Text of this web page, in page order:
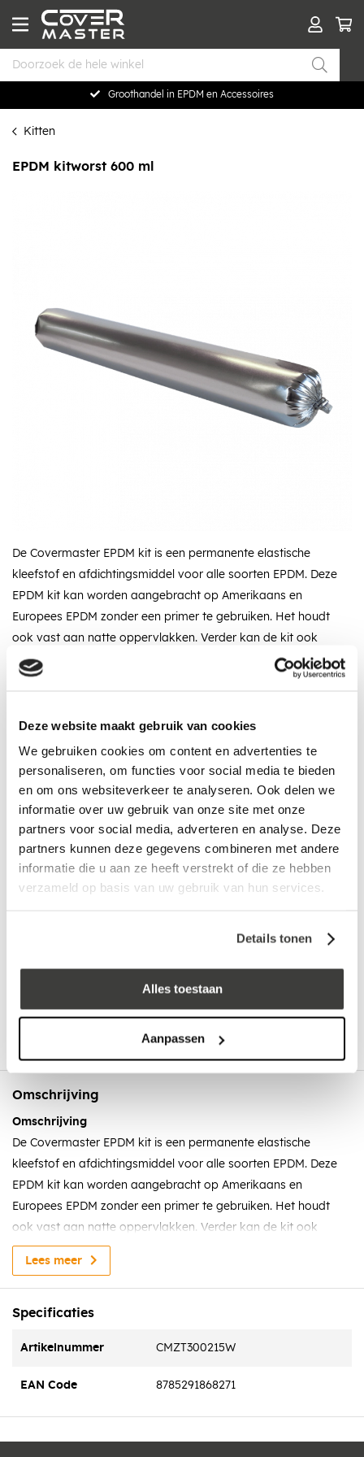
Deze website maakt gebruik van cookies
We gebruiken cookies om content en advertenties te
personaliseren, om functies voor social media te bieden
en om ons websiteverkeer te analyseren. Ook delen we
informatie over uw gebruik van onze site met onze
partners voor social media, adverteren en analyse. Deze
partners kunnen deze gegevens combineren met andere
informatie die u aan ze heeft verstrekt of die ze hebben
verzameld op basis van uw gebruik van hun services.
Details tonen
Alles toestaan
Aanpassen
Groothandel in EPDM en Accessoires
Kitten
EPDM kitworst 600 ml
De Covermaster EPDM kit is een permanente elastische
kleefstof en afdichtingsmiddel voor alle soorten EPDM. Deze
EPDM kit kan worden aangebracht op Amerikaans en
Europees EPDM zonder een primer te gebruiken. Het houdt
ook vast aan natte oppervlakken. Verder kan de kit ook
worden gebruikt als reparatiekit.
Vraag een vrijblijvende offerte aan! Offerte
Laagste prijsin Nederland én België!
Vrijblijvend adviesdoor onze professionals
Bezorgd op werkdagen binnen 48 uur
Advies nodig?
Bel: +31 78-303 1670
Omschrijving
Omschrijving
De Covermaster EPDM kit is een permanente elastische
kleefstof en afdichtingsmiddel voor alle soorten EPDM. Deze
EPDM kit kan worden aangebracht op Amerikaans en
Europees EPDM zonder een primer te gebruiken. Het houdt
ook vast aan natte oppervlakken. Verder kan de kit ook
worden gebruikt als reparatiekit.
Vrij van isocynaten, oplosmiddelen en silicone
Duurzame en blijvend plasto-elastisch
Goede weerstand tegen UV, weersomstandigheden en water
Lees meer
Specificaties
Artikelnummer CMZT300215W
EAN Code 8785291868271